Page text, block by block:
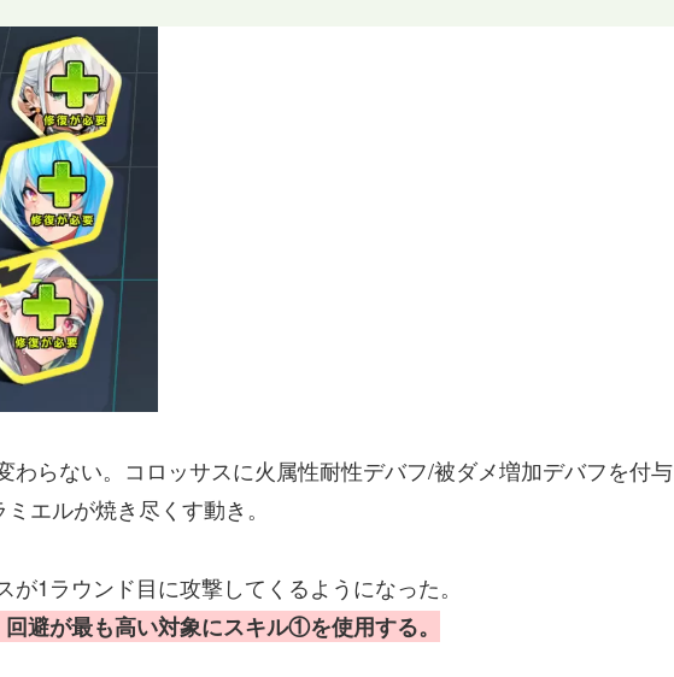
わらない。コロッサスに火属性耐性デバフ/被ダメ増加デバフを付与
エルが焼き尽くす動き。
1ラウンド目に攻撃してくるようになった。
避が最も高い対象にスキル①を使用する。